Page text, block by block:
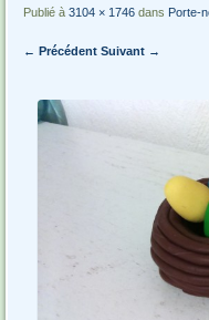
Publié à3104 × 1746 dans Porte-
← Précédent Suivant →